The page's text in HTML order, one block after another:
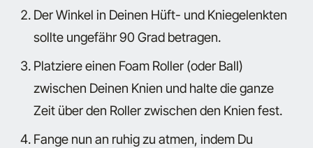
Der Winkel in Deinen Hüft- und Kniegelenkten
sollte ungefähr 90 Grad betragen.
Platziere einen Foam Roller (oder Ball)
zwischen Deinen Knien und halte die ganze
Zeit über den Roller zwischen den Knien fest.
Fange nun an ruhig zu atmen, indem Du